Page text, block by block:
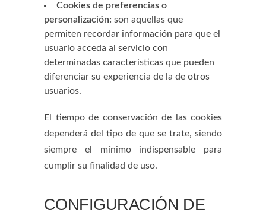
Cookies de preferencias o
personalización: son aquellas que
permiten recordar información para que el
usuario acceda al servicio con
determinadas características que pueden
diferenciar su experiencia de la de otros
usuarios.
El tiempo de conservación de las cookies
dependerá del tipo de que se trate, siendo
siempre el mínimo indispensable para
cumplir su finalidad de uso.
CONFIGURACIÓN DE